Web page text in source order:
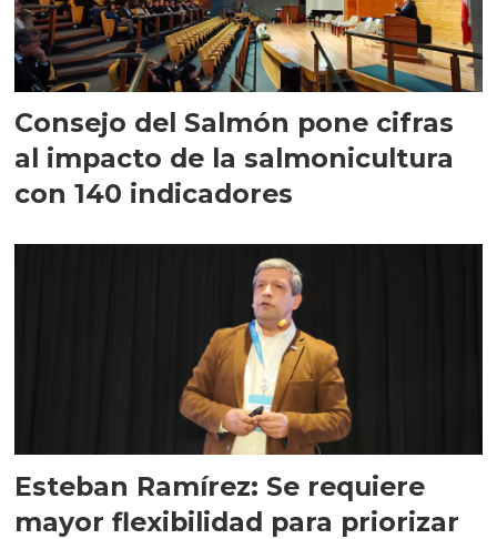
Consejo del Salmón pone cifras
al impacto de la salmonicultura
con 140 indicadores
Esteban Ramírez: Se requiere
mayor flexibilidad para priorizar